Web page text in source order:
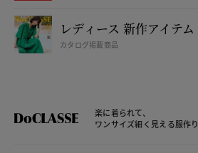
レディース 新作アイテム
カタログ掲載商品
楽に着られて、
ワンサイズ細く見える服作り